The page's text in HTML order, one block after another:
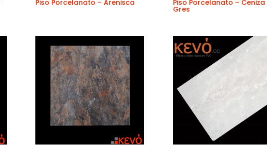
Piso Porcelanato – Arenisca Piso Porcelanato – Ceniza
Gres